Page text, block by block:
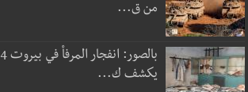
من ق...
يكشف ك...